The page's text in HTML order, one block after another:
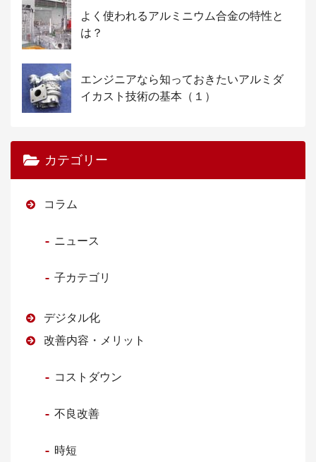
よく使われるアルミニウム合金の特性と
は？
エンジニアなら知っておきたいアルミダ
イカスト技術の基本（１）
カテゴリー
コラム
ニュース
子カテゴリ
デジタル化
改善内容・メリット
コストダウン
不良改善
時短